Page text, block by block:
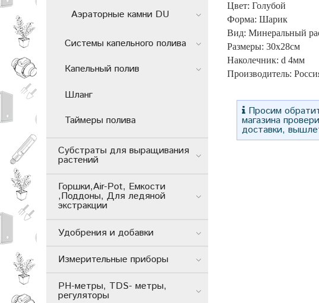
Цвет: Голубой
Форма: Шарик
Вид: Минеральный р
Размеры: 30х28см
Наколечник: d 4мм
Производитель:
Просим
магазина
доставки,
Аэраторные камни DU
Системы капельного полива
Капельный полив
Шланг
Таймеры полива
Субстраты для выращивания
растений
Горшки,Air-Pot, Емкости
,Поддоны, Для ледяной
экстракции
Удобрения и добавки
Измерительные приборы
РН-метры, TDS- метры,
регуляторы